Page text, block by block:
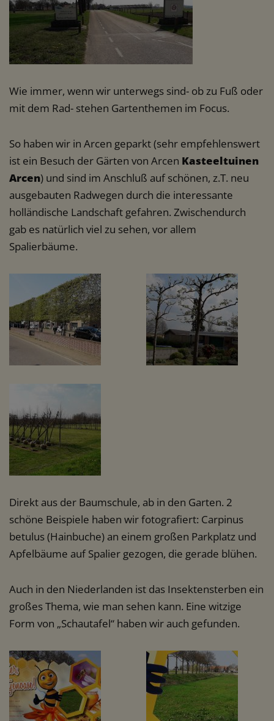
Wie immer, wenn wir unterwegs sind- ob zu Fuß oder
mit dem Rad- stehen Gartenthemen im Focus.
So haben wir in Arcen geparkt (sehr empfehlenswert
ist ein Besuch der Gärten von Arcen Kasteeltuinen
Arcen) und sind im Anschluß auf schönen, z.T. neu
ausgebauten Radwegen durch die interessante
holländische Landschaft gefahren. Zwischendurch
gab es natürlich viel zu sehen, vor allem
Spalierbäume.
Direkt aus der Baumschule, ab in den Garten. 2
schöne Beispiele haben wir fotografiert: Carpinus
betulus (Hainbuche) an einem großen Parkplatz und
Apfelbäume auf Spalier gezogen, die gerade blühen.
Auch in den Niederlanden ist das Insektensterben ein
großes Thema, wie man sehen kann. Eine witzige
Form von „Schautafel“ haben wir auch gefunden.